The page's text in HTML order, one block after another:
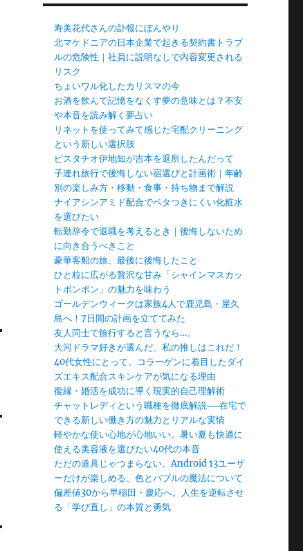
寿美花代さんの訃報にぼんやり
北マケドニアの日本企業で起きる契約書トラブ
ルの危険性｜社員に説明なしで内容変更される
リスク
ちょいワル化したカリスマの今
お酒を飲んで記憶をなくす夢の意味とは？不安
や本音を読み解く夢占い
リネットを使ってみて感じた宅配クリーニング
という新しい選択肢
ピスタチオ伊地知が吉本を退所したんだって
子連れ旅行で後悔しない宿選びと計画術｜年齢
別の楽しみ方・移動・食事・持ち物まで解説
ナイアシンアミド配合でベタつきにくい化粧水
を選びたい
転勤辞令で退職を考えるとき｜後悔しないため
に向き合うべきこと
豪華客船の旅、最後に後悔したこと
ひと粒に広がる贅沢な甘み「シャインマスカッ
トボンボン」の魅力を味わう
ゴールデンウィークは家族4人で鹿児島・屋久
島へ！7日間の計画を立ててみた
友人同士で旅行すると言うなら…。
大河ドラマ好きが選んだ、私の推しはこれだ！
40代女性にとって、コラーゲンに着目したダイ
ズエキス配合スキンケアが気になる理由
復縁・婚活を成功に導く現実的自己理解術
チャットレディという職種を徹底解説──在宅で
できる新しい働き方の魅力とリアルな実情
軽やかな使い心地が心地いい。暑い夏も快適に
使える美容液を選びたい40代の本音
ただの道具じゃつまらない。Android 13ユーザ
ーだけが楽しめる、色とバブルの魔法について
偏差値30から早稲田・慶応へ。人生を逆転させ
る「学び直し」の本質と勇気